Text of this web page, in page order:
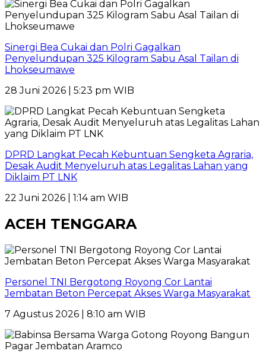
Sinergi Bea Cukai dan Polri Gagalkan
Penyelundupan 325 Kilogram Sabu Asal Tailan di
Lhokseumawe
28 Juni 2026 | 5:23 pm WIB
DPRD Langkat Pecah Kebuntuan Sengketa Agraria,
Desak Audit Menyeluruh atas Legalitas Lahan yang
Diklaim PT LNK
22 Juni 2026 | 1:14 am WIB
ACEH TENGGARA
Personel TNI Bergotong Royong Cor Lantai
Jembatan Beton Percepat Akses Warga Masyarakat
7 Agustus 2026 | 8:10 am WIB